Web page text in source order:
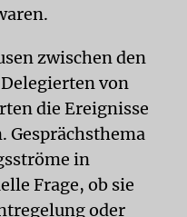
zwischen den
von
die Ereignisse
Gesprächsthema
in
Frage, ob sie
oder